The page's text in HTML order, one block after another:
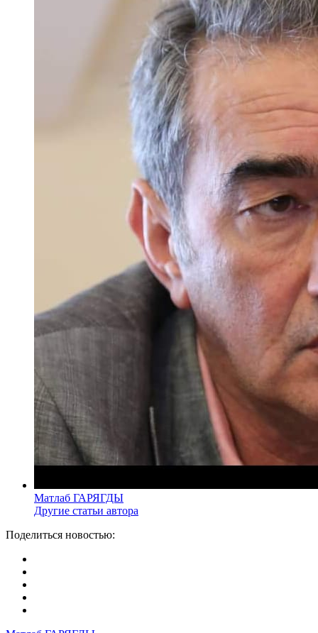
Матлаб ГАРЯГДЫ
Другие статьи автора
Поделиться новостью: